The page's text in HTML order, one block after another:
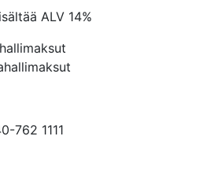
ALV 14%
762 1111